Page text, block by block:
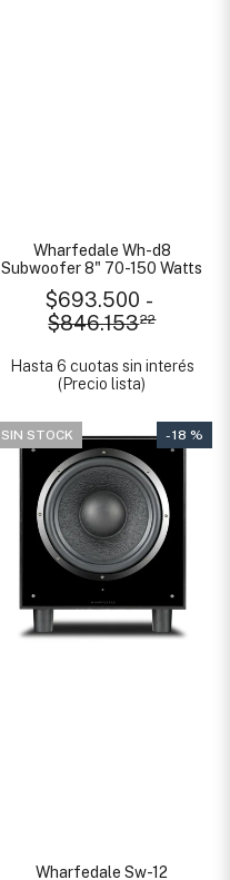
Wharfedale Wh-d8
Subwoofer 8" 70-150 Watts
$693.500 -
$846.15322
Hasta 6 cuotas sin interés
(Precio lista)
SIN STOCK - 18 %
Wharfedale Sw-12